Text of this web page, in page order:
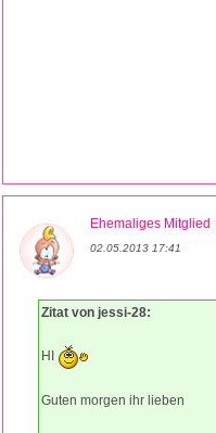
Ehemaliges Mitglied
02.05.2013 17:41
Zitat von jessi-28:
HI
Guten morgen ihr lieben